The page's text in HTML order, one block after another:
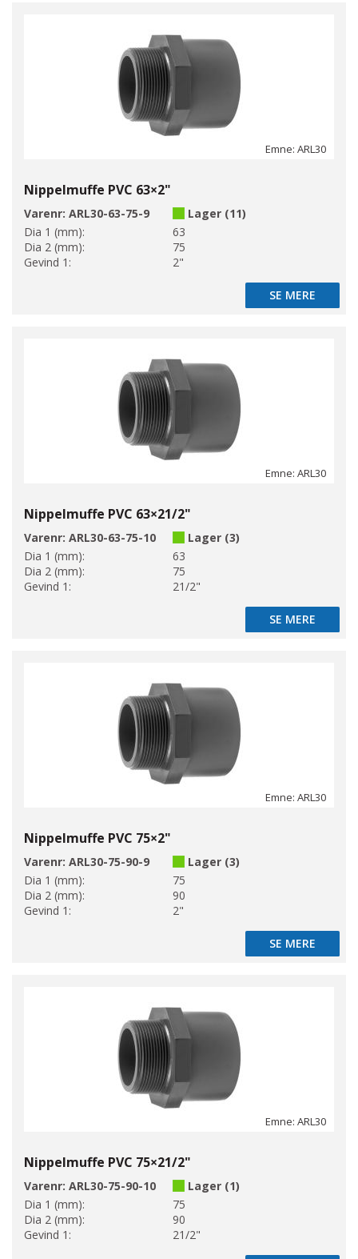
Emne: ARL30
Nippelmuffe PVC 63×2"
Varenr: ARL30-63-75-9
Lager (11)
Dia 1 (mm):
63
Dia 2 (mm):
75
Gevind 1:
2"
SE MERE
SE MERE
Emne: ARL30
Nippelmuffe PVC 63×21/2"
Varenr: ARL30-63-75-10
Lager (3)
Dia 1 (mm):
63
Dia 2 (mm):
75
Gevind 1:
21/2"
SE MERE
SE MERE
Emne: ARL30
Nippelmuffe PVC 75×2"
Varenr: ARL30-75-90-9
Lager (3)
Dia 1 (mm):
75
Dia 2 (mm):
90
Gevind 1:
2"
SE MERE
SE MERE
Emne: ARL30
Nippelmuffe PVC 75×21/2"
Varenr: ARL30-75-90-10
Lager (1)
Dia 1 (mm):
75
Dia 2 (mm):
90
Gevind 1:
21/2"